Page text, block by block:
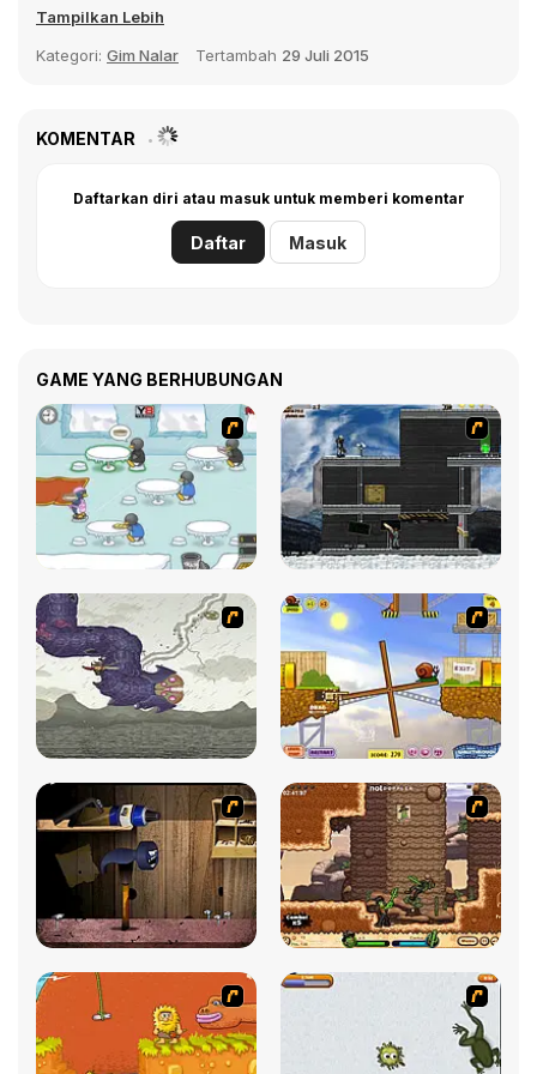
The Robber menawarkan pengalaman yang
berpikir dari awal hingga akhir.
Tampilkan Lebih
Kategori: Gim Nalar Tertambah 29 Juli 2015
KOMENTAR
Daftarkan diri atau masuk untuk memberi komentar
Daftar Masuk
GAME YANG BERHUBUNGAN